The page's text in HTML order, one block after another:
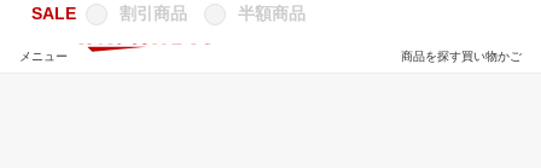
買い物かご
商品を探す
メニュー
SALE 割引商品 半額商品